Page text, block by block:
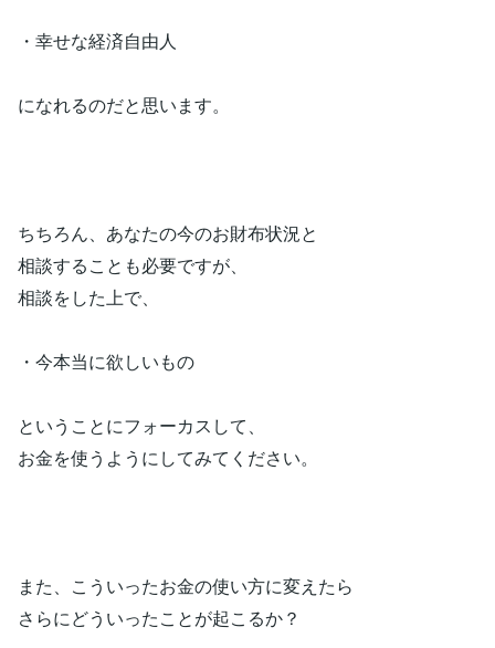
・幸せな経済自由人
になれるのだと思います。
ちちろん、あなたの今のお財布状況と
相談することも必要ですが、
相談をした上で、
・今本当に欲しいもの
ということにフォーカスして、
お金を使うようにしてみてください。
また、こういったお金の使い方に変えたら
さらにどういったことが起こるか？